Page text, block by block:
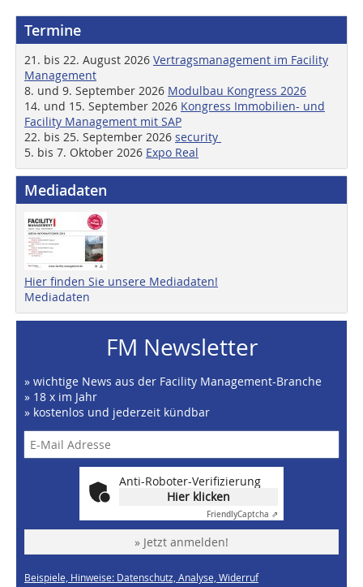
Termine
21. bis 22. August 2026 Vertragsmanagement im Facility
Management
8. und 9. September 2026 Modulbau Kongress 2026
14. und 15. September 2026 Kongress Immobilien- und
Facility Management mit SAP
22. bis 25. September 2026 security
5. bis 7. Oktober 2026 Expo Real
Mediadaten
Hier finden Sie unsere Mediadaten!
Mediadaten
FM Newsletter
» wichtige News aus der Facility Management-Branche
» 18 x im Jahr
» kostenlos und jederzeit kündbar
Anti-Roboter-Verifizierung
Hier klicken
FriendlyCaptcha ⇗
» Jetzt anmelden!
Beispiele, Hinweise: Datenschutz, Analyse, Widerruf